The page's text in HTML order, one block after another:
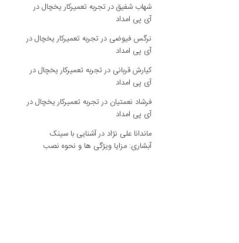
شهاب شفیقدرتجربه تعمیرکار یخچال در
آی پی امداد
نرگس فیوضی درتجربه تعمیرکار یخچال در
آی پی امداد
کیارش قربانی درتجربه تعمیرکار یخچال در
آی پی امداد
فرشاد نعمتیان درتجربه تعمیرکار یخچال در
آی پی امداد
ماندانا علی نژاد درآشنایی با سینک
آبشاری: مزایا ویژگی ها و نحوه نصب